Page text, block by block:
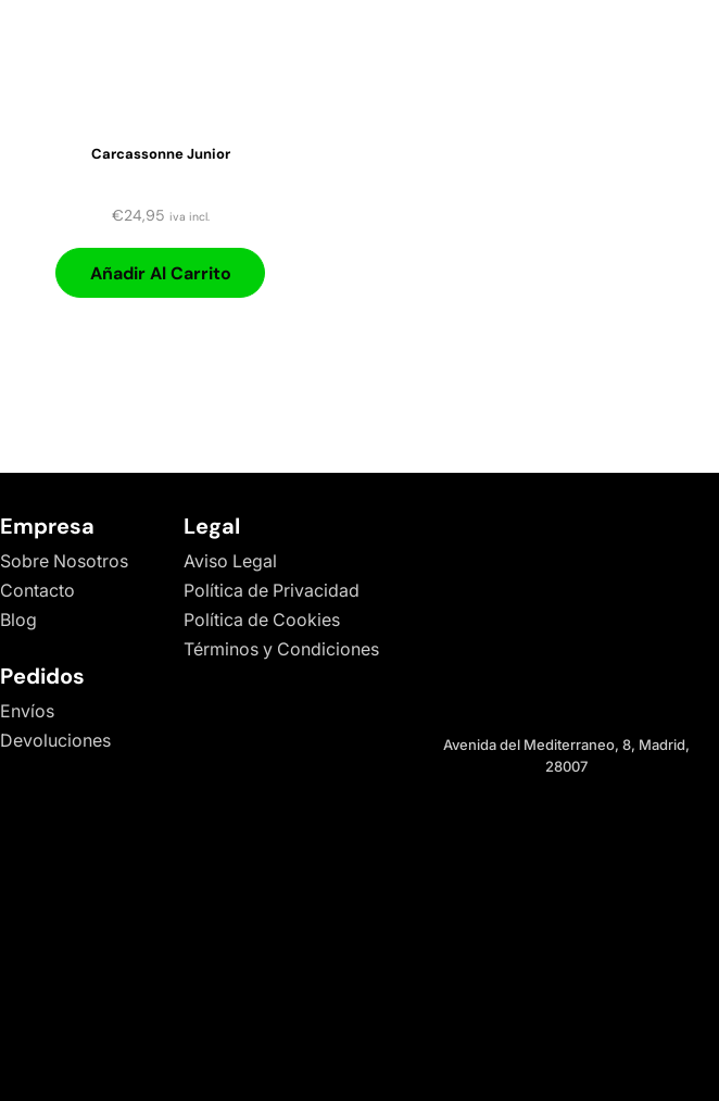
Carcassonne Junior
€24,95 iva incl.
Añadir Al Carrito
Empresa
Sobre Nosotros
Contacto
Blog
Pedidos
Envíos
Devoluciones
Legal
Aviso Legal
Política de Privacidad
Política de Cookies
Términos y Condiciones
Avenida del Mediterraneo, 8, Madrid,
28007